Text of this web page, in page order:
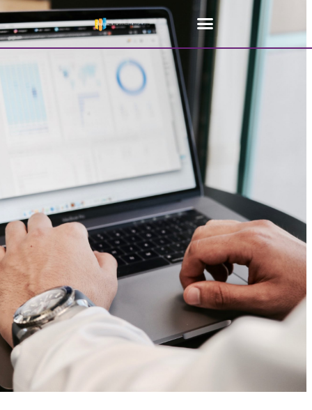
SEO Specialist Antwerpen »Online Marketing Bureau